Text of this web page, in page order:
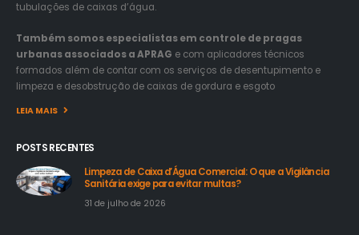
tubulações de caixas d’água.
Também somos especialistas em controle de pragas
urbanas associados a APRAG e com aplicadores técnicos
formados além de contar com os serviços de desentupimento e
limpeza e desobstrução de caixas de gordura e esgoto
LEIA MAIS
POSTS RECENTES
Limpeza de Caixa d’Água Comercial: O que a Vigilância
Sanitária exige para evitar multas?
31 de julho de 2026